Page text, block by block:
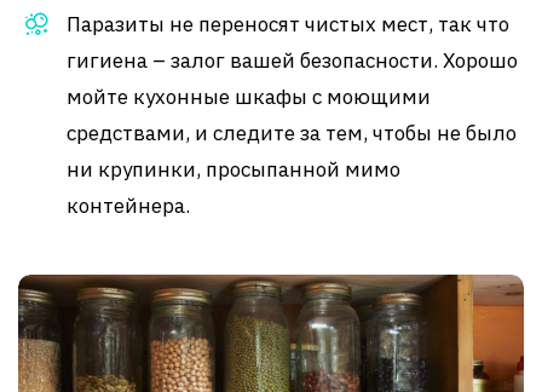
Паразиты не переносят чистых мест, так что
гигиена – залог вашей безопасности. Хорошо
мойте кухонные шкафы с моющими
средствами, и следите за тем, чтобы не было
ни крупинки, просыпанной мимо
контейнера.